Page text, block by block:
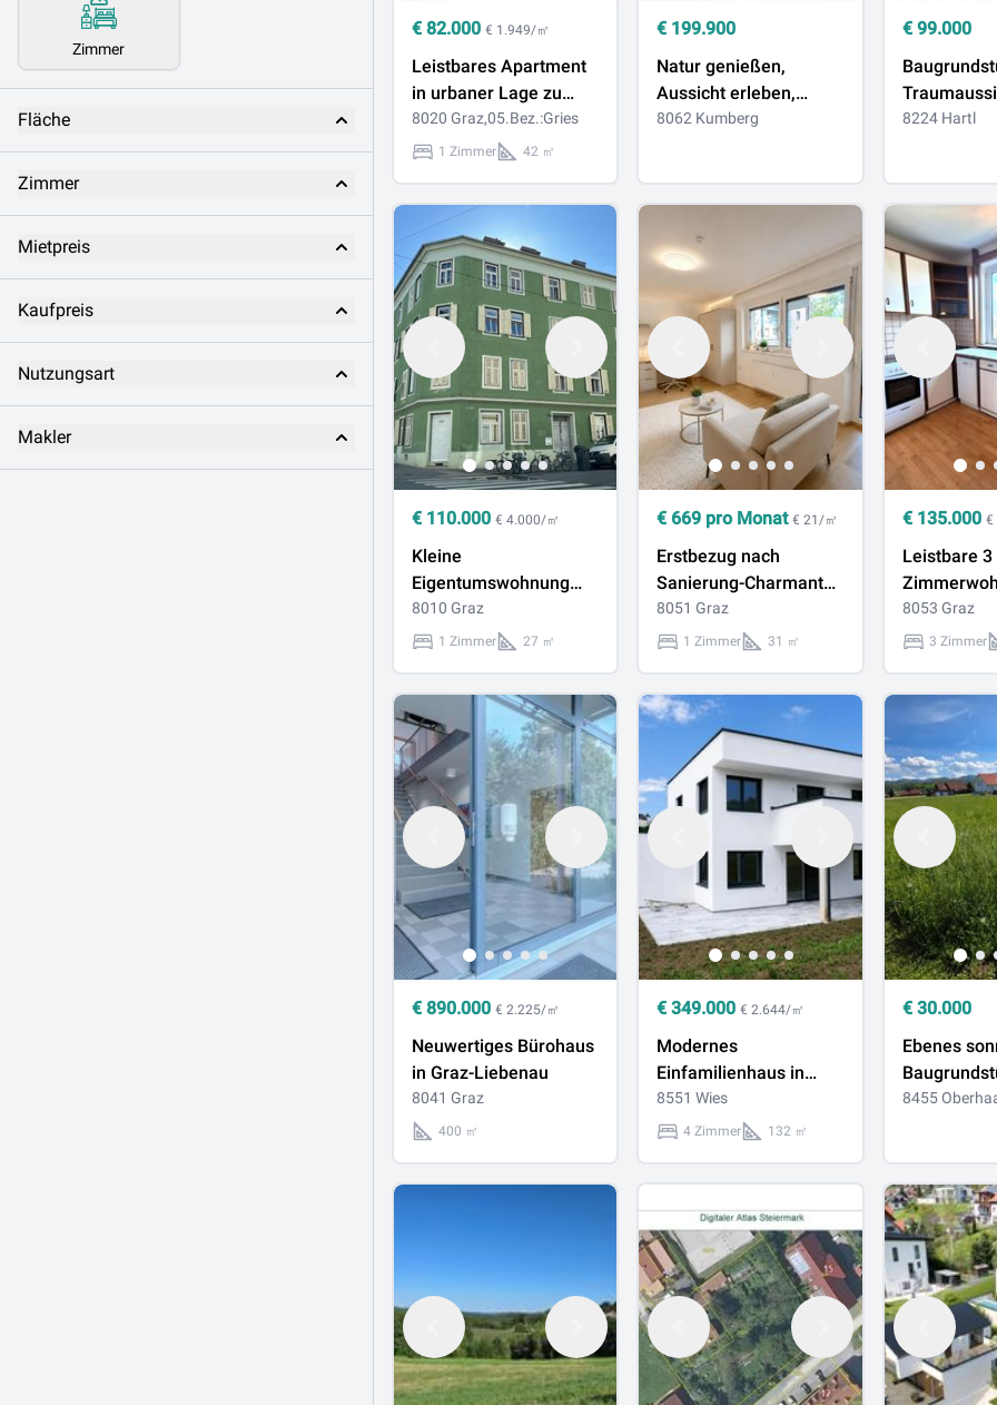
Zimmer
Fläche
Zimmer
Mietpreis
Kaufpreis
Nutzungsart
Makler
€ 82.000 € 1.949/㎡
Leistbares Apartment
in urbaner Lage zu
verkaufen
8020 Graz,05.Bez.:Gries
1 Zimmer 42 ㎡
€ 199.900
Natur genießen,
Aussicht erleben,
Zuhause schaffen
8062 Kumberg
€ 99.000
8224 Hartl
€ 110.000 € 4.000/㎡
Kleine
Eigentumswohnung
nahe TU
8010 Graz
1 Zimmer 27 ㎡
€ 669 pro Monat€ 21/㎡
Erstbezug nach
Sanierung-Charmante
Garçonnière in Bez.
Gösting
8051 Graz
1 Zimmer 31 ㎡
€ 135.000 €
Leistbare 3
Parkplatz -
8053 Graz
3 Zimmer
€ 890.000 € 2.225/㎡
Neuwertiges Bürohaus
in Graz-Liebenau
8041 Graz
400 ㎡
€349.000 € 2.644/㎡
Modernes
Einfamilienhaus in
Wies - der Beginn Ihres
individuellen
8551 Wies
4 Zimmer 132 ㎡
€ 30.000
Ebenes sonniges
8455